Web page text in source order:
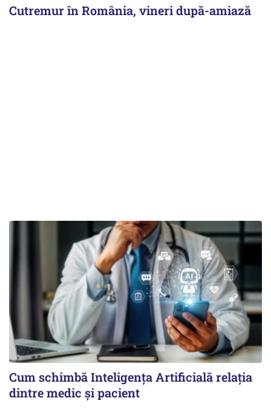
Cutremur în România, vineri după-amiază
Cum schimbă Inteligența Artificială relația
dintre medic și pacient